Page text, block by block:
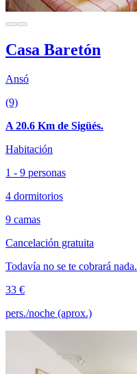
Casa Baretón
Ansó
(9)
A 20.6 Km de Sigüés.
Habitación
1 - 9 personas
4 dormitorios
9 camas
Cancelación gratuita
Todavía no se te cobrará nada.
33 €
pers./noche (aprox.)